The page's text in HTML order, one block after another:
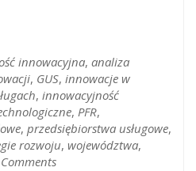
innowacyjna, analiza
, GUS, innowacje w
, innowacyjność
, PFR,
, przedsiębiorstwa usługowe,
rozwoju, województwa,